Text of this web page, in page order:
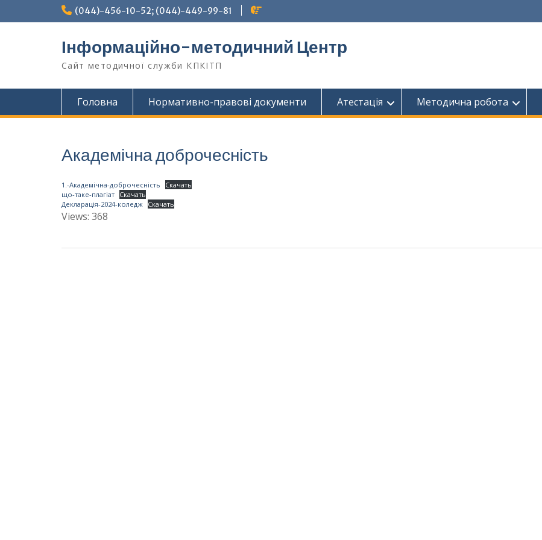
(044)-456-10-52; (044)-449-99-81
Інформаційно-методичний Центр
Сайт методичної служби КПКІТП
Головна Нормативно-правові документи Атестація Методична робота
Академічна доброчесність
1.-Академічна-доброчесність
Скачать
що-таке-плагіат Скачать
Декларація-2024-коледж Скачать
Views: 368